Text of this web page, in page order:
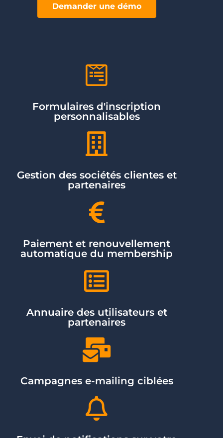
Demander une démo
Formulaires d'inscription
personnalisables
Gestion des sociétés clientes et
partenaires
Paiement et renouvellement
automatique du membership
Annuaire des utilisateurs et
partenaires
Campagnes e-mailing ciblées